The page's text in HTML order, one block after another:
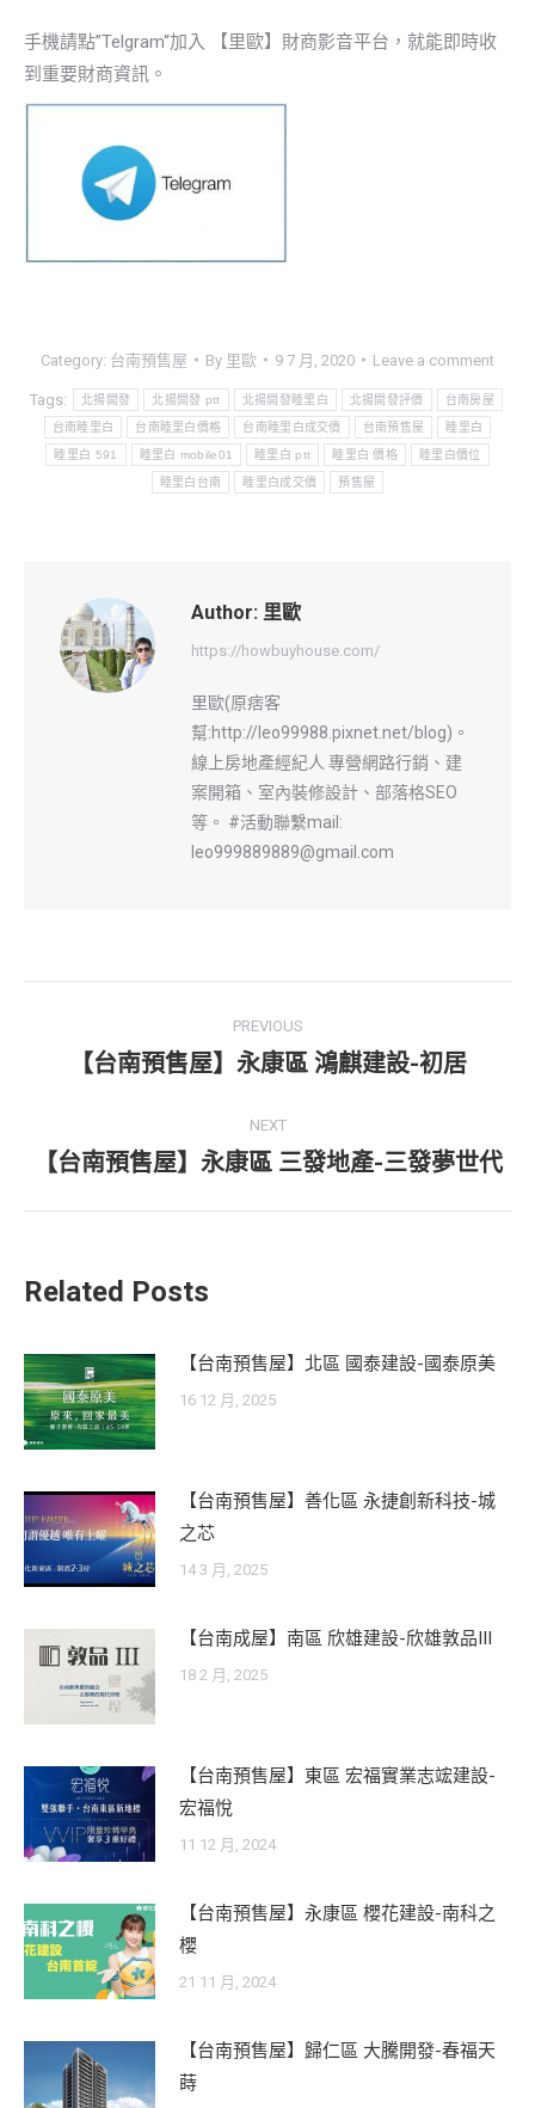
手機請點”Telgram“加入 【里歐】財商影音平台，就能即時收
到重要財商資訊。
Category: 台南預售屋 By 里歐 9 7 月, 2020 Leave a comment
Tags: 北揚開發 北揚開發 ptt 北揚開發睦里白 北揚開發評價 台南房屋
台南睦里白 台南睦里白價格 台南睦里白成交價 台南預售屋 睦里白
睦里白 591 睦里白 mobile01 睦里白 ptt 睦里白 價格 睦里白價位
睦里白台南 睦里白成交價 預售屋
Author: 里歐
https://howbuyhouse.com/
里歐(原痞客
幫:http://leo99988.pixnet.net/blog)。
線上房地產經紀人 專營網路行銷、建
案開箱、室內裝修設計、部落格SEO
等。 #活動聯繫mail:
leo999889889@gmail.com
navigation
PREVIOUS
Previous
【台南預售屋】永康區 鴻麒建設-初居
NEXT
Next
【台南預售屋】永康區 三發地產-三發夢世代
Related Posts
【台南預售屋】北區 國泰建設-國泰原美
16 12 月, 2025
【台南預售屋】善化區 永捷創新科技-城
之芯
14 3 月, 2025
【台南成屋】南區 欣雄建設-欣雄敦品III
18 2 月, 2025
【台南預售屋】東區 宏福實業志竤建設-
宏福悅
11 12 月, 2024
【台南預售屋】永康區 櫻花建設-南科之
櫻
21 11 月, 2024
【台南預售屋】歸仁區 大騰開發-春福天
蒔